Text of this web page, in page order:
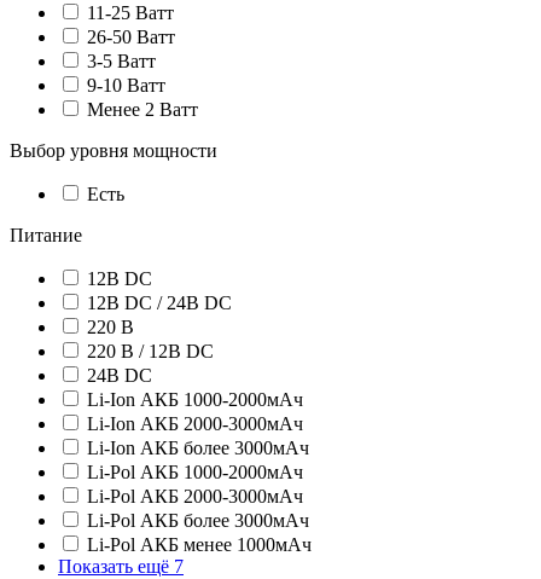
11-25 Ватт
26-50 Ватт
3-5 Ватт
9-10 Ватт
Менее 2 Ватт
Выбор уровня мощности
Есть
Питание
12В DC
12В DC / 24В DC
220 В
220 В / 12В DC
24В DC
Li-Ion АКБ 1000-2000мАч
Li-Ion АКБ 2000-3000мАч
Li-Ion АКБ более 3000мАч
Li-Pol АКБ 1000-2000мАч
Li-Pol АКБ 2000-3000мАч
Li-Pol АКБ более 3000мАч
Li-Pol АКБ менее 1000мАч
Показать ещё 7